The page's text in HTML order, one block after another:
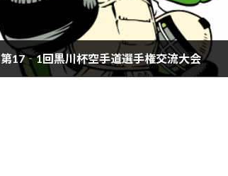
第17‐1回黒川杯空手道選手権交流大会